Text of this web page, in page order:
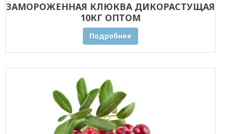
ЗАМОРОЖЕННАЯ КЛЮКВА ДИКОРАСТУЩАЯ
10КГ ОПТОМ
Подробнее